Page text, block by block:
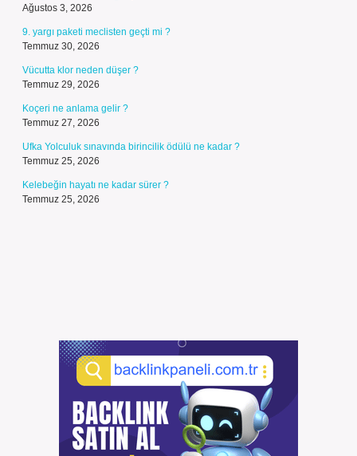
Ağustos 3, 2026
9. yargı paketi meclisten geçti mi ?
Temmuz 30, 2026
Vücutta klor neden düşer ?
Temmuz 29, 2026
Koçeri ne anlama gelir ?
Temmuz 27, 2026
Ufka Yolculuk sınavında birincilik ödülü ne kadar ?
Temmuz 25, 2026
Kelebeğin hayatı ne kadar sürer ?
Temmuz 25, 2026